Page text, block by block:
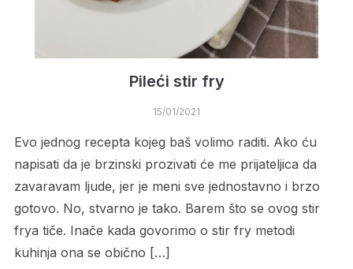
Pileći stir fry
15/01/2021
Evo jednog recepta kojeg baš volimo raditi. Ako ću
napisati da je brzinski prozivati će me prijateljica da
zavaravam ljude, jer je meni sve jednostavno i brzo
gotovo. No, stvarno je tako. Barem što se ovog stir
frya tiče. Inače kada govorimo o stir fry metodi
kuhinja ona se obično […]